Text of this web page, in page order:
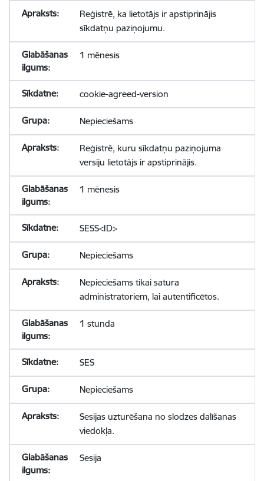
Reģistrē, ka lietotājs ir apstiprinājis
sīkdatņu paziņojumu.
1 mēnesis
cookie-agreed-version
Nepieciešams
Reģistrē, kuru sīkdatņu paziņojuma
versiju lietotājs ir apstiprinājis.
1 mēnesis
SESS<ID>
Nepieciešams
Nepieciešams tikai satura
administratoriem, lai autentificētos.
1 stunda
SES
Nepieciešams
Sesijas uzturēšana no slodzes dalīšanas
viedokļa.
Sesija